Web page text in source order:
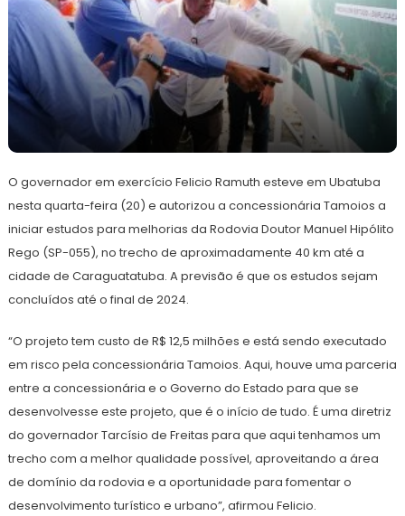
março
de
O governador em exercício Felicio Ramuth esteve em Ubatuba
nesta quarta-feira (20) e autorizou a concessionária Tamoios a
iniciar estudos para melhorias da Rodovia Doutor Manuel Hipólito
Rego (SP-055), no trecho de aproximadamente 40 km até a
cidade de Caraguatatuba. A previsão é que os estudos sejam
concluídos até o final de 2024.
“O projeto tem custo de R$ 12,5 milhões e está sendo executado
em risco pela concessionária Tamoios. Aqui, houve uma parceria
entre a concessionária e o Governo do Estado para que se
desenvolvesse este projeto, que é o início de tudo. É uma diretriz
do governador Tarcísio de Freitas para que aqui tenhamos um
trecho com a melhor qualidade possível, aproveitando a área
de domínio da rodovia e a oportunidade para fomentar o
desenvolvimento turístico e urbano”, afirmou Felicio.